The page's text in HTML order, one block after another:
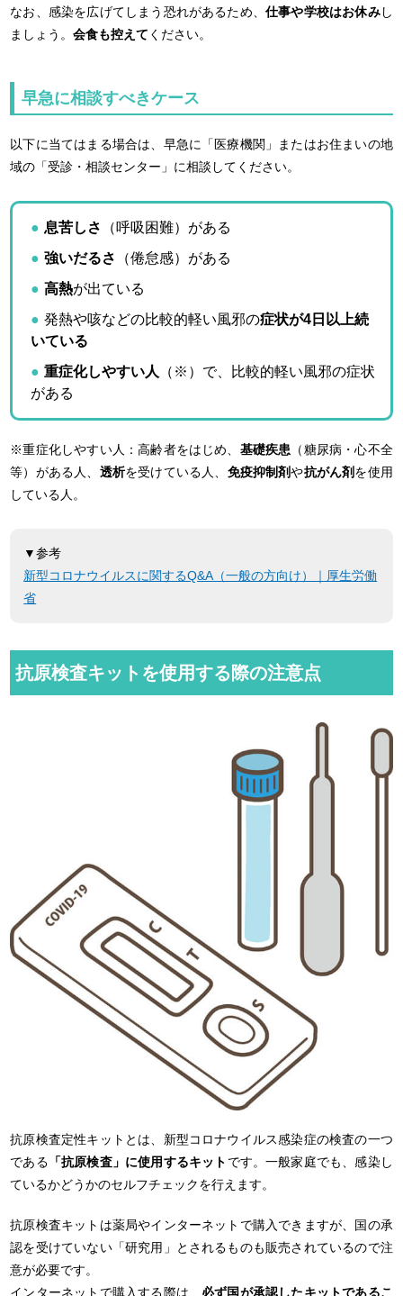
なお、感染を広げてしまう恐れがあるため、仕事や学校はお休みし
ましょう。会食も控えて ください。
早急に相談すべきケース
以下に当てはまる場合は、早急に「医療機関」またはお住まいの地
域の「受診・相談センター」に相談してください。
息苦しさ
（呼吸困難）がある
強いだるさ
（倦怠感）がある
高熱が出ている
発熱や咳などの比較的軽い風邪の症状が4日以上続
いている
重症化しやすい人
（※）で、比較的軽い風邪の症状
がある
※重症化しやすい人：高齢者をはじめ、 基礎疾患 （糖尿病・心不全
等）がある人、 透析を受けている人、 免疫抑制剤や抗がん剤を使用
している人。
▼参考
新型コロナウイルスに関するQ&A（一般の方向け）｜厚生労働
省
抗原検査キットを使用する際の注意点
抗原検査定性キットとは、新型コロナウイルス感染症の検査の一つ
である 「抗原検査」に使用するキット です。一般家庭でも、感染し
ているかどうかのセルフチェックを行えます。
抗原検査キットは薬局やインターネットで購入できますが、国の承
認を受けていない「研究用」とされるものも販売されているので注
意が必要です。
インターネットで購入する際は、 必ず国が承認したキットであるこ